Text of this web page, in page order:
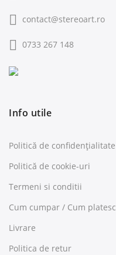
contact@stereoart.ro
0733 267 148
Info utile
Politică de confidențialitate
Politică de cookie-uri
Termeni si conditii
Cum cumpar / Cum platesc
Livrare
Politica de retur